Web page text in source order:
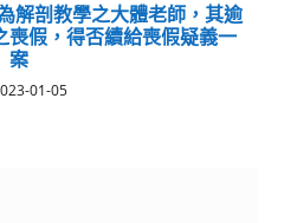
解剖教學之大體老師，其逾
喪假，得否續給喪假疑義一
案
01-05